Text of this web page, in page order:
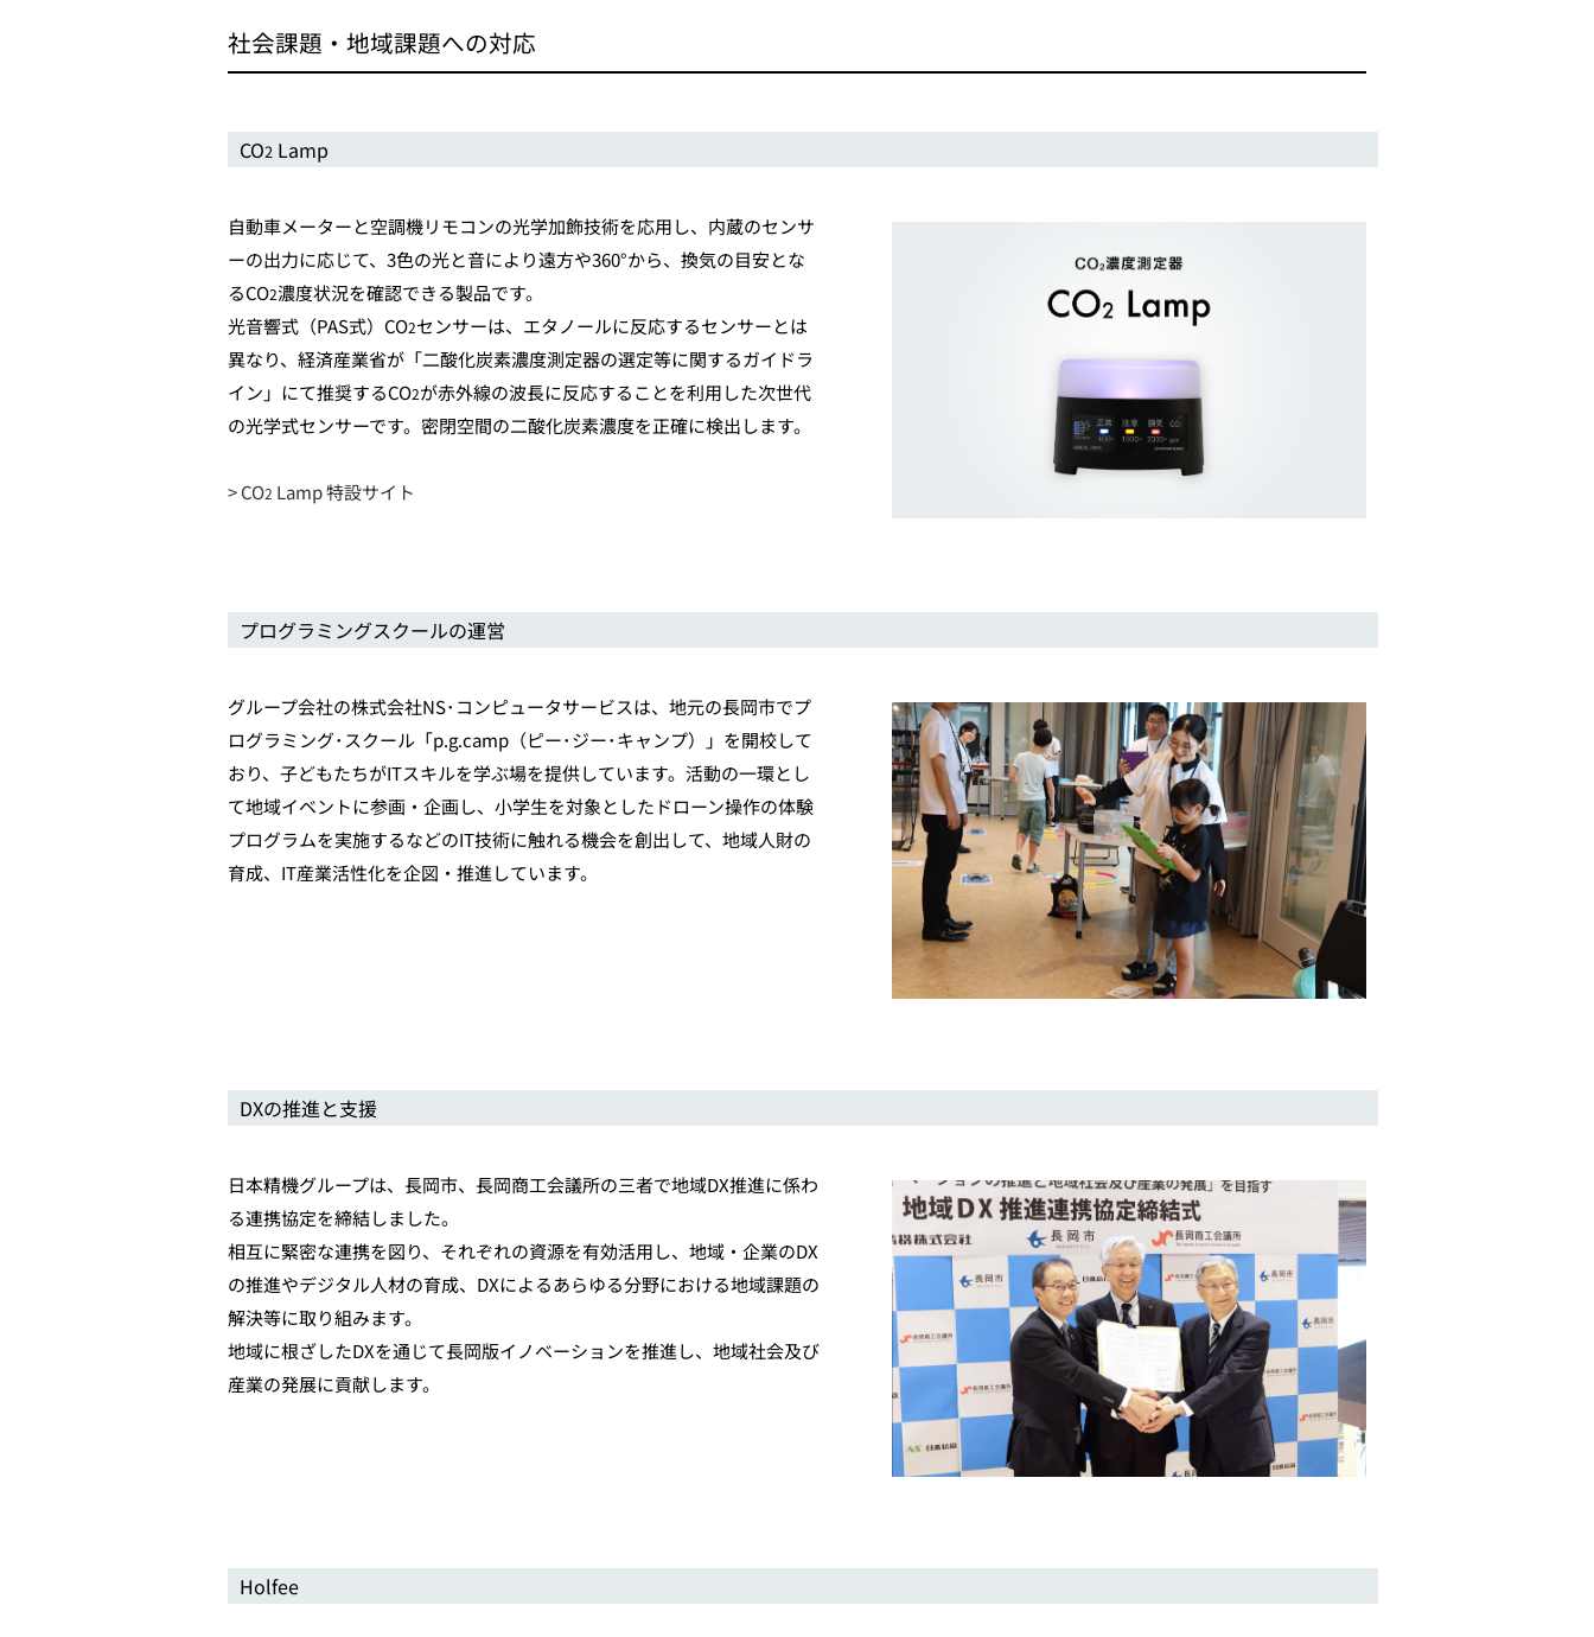
社会課題・地域課題への対応
CO2 Lamp
自動車メーターと空調機リモコンの光学加飾技術を応用し、内蔵のセンサ
ーの出力に応じて、3色の光と音により遠方や360°から、換気の目安とな
るCO2濃度状況を確認できる製品です。
光音響式（PAS式）CO2センサーは、エタノールに反応するセンサーとは
異なり、経済産業省が「二酸化炭素濃度測定器の選定等に関するガイドラ
イン」にて推奨するCO2が赤外線の波長に反応することを利用した次世代
の光学式センサーです。密閉空間の二酸化炭素濃度を正確に検出します。
> CO2 Lamp 特設サイト
プログラミングスクールの運営
グループ会社の株式会社NS･コンピュータサービスは、地元の長岡市でプ
ログラミング･スクール「p.g.camp（ピー･ジー･キャンプ）」を開校して
おり、子どもたちがITスキルを学ぶ場を提供しています。活動の一環とし
て地域イベントに参画・企画し、小学生を対象としたドローン操作の体験
プログラムを実施するなどのIT技術に触れる機会を創出して、地域人財の
育成、IT産業活性化を企図・推進しています。
DXの推進と支援
日本精機グループは、長岡市、長岡商工会議所の三者で地域DX推進に係わ
る連携協定を締結しました。
相互に緊密な連携を図り、それぞれの資源を有効活用し、地域・企業のDX
の推進やデジタル人材の育成、DXによるあらゆる分野における地域課題の
解決等に取り組みます。
地域に根ざしたDXを通じて長岡版イノベーションを推進し、地域社会及び
産業の発展に貢献します。
Holfee